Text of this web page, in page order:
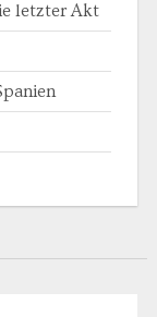
letzter Akt